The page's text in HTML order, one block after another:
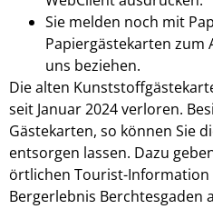
Sie melden noch mit
Papiergästekarten zum
uns beziehen.
Die alten
seit Januar 2024 verloren.
Gästekarten, so können Sie
entsorgen lassen. Dazu
örtlichen Tourist-
Bergerlebnis Berchtesgaden